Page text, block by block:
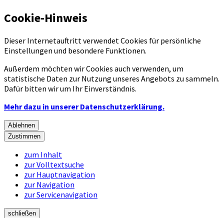
Cookie-Hinweis
Dieser Internetauftritt verwendet Cookies für persönliche
Einstellungen und besondere Funktionen.
Außerdem möchten wir Cookies auch verwenden, um
statistische Daten zur Nutzung unseres Angebots zu sammeln.
Dafür bitten wir um Ihr Einverständnis.
Mehr dazu in unserer Datenschutzerklärung.
Ablehnen
Zustimmen
zum Inhalt
zur Volltextsuche
zur Hauptnavigation
zur Navigation
zur Servicenavigation
schließen